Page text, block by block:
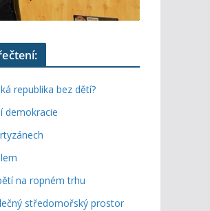
republika bez dětí?
demokracie
na ropném trhu
středomořský prostor